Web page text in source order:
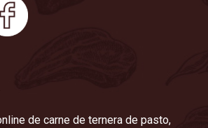
de carne de ternera de pasto,